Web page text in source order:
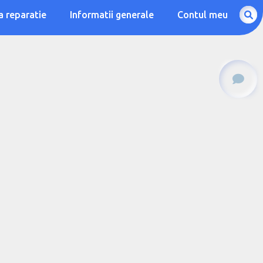
reparatie Informatii generale Contul meu